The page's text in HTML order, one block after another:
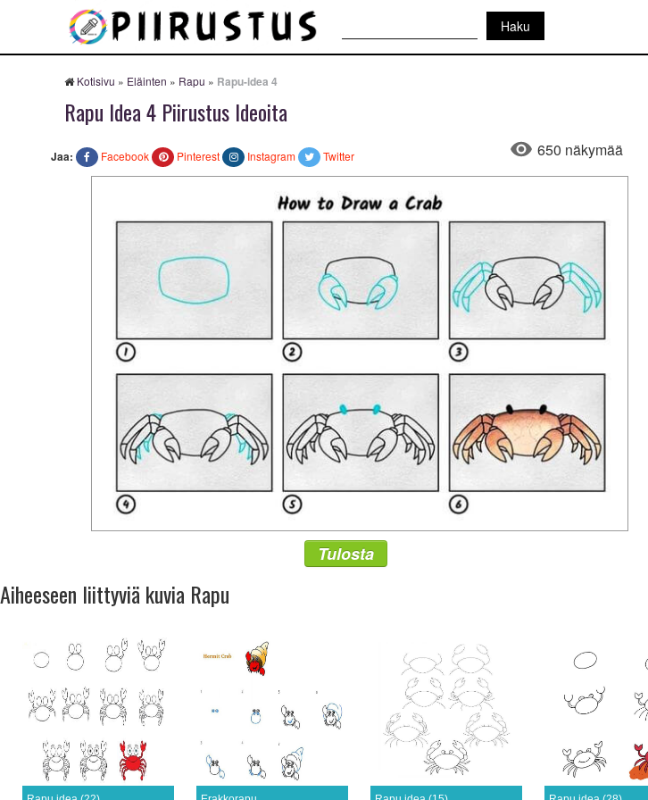
Kotisivu » Eläinten » Rapu » Rapu-idea 4
Rapu Idea 4 Piirustus Ideoita
Jaa: Facebook Pinterest Instagram Twitter 650 näkymää
Tulosta
Aiheeseen liittyviä kuvia Rapu